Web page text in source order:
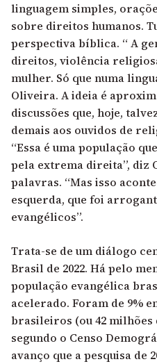
linguagem simples,
sobre direitos humanos.
perspectiva bíblica. “ A
direitos, violência
mulher. Só que numa
Oliveira. A ideia é
discussões que, hoje,
demais aos ouvidos de
“Essa é uma população
pela extrema direita”, diz
palavras. “Mas isso
esquerda, que foi
evangélicos”.
Trata-se de um diálogo
Brasil de 2022. Há pelo
população evangélica
acelerado. Foram de 9%
brasileiros (ou 42 milhões
segundo o Censo
avanço que a pesquisa de